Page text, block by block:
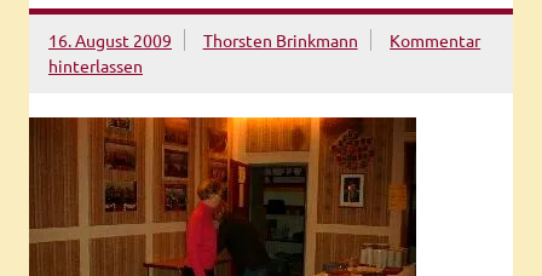
16. August 2009 Thorsten Brinkmann
Kommentar
hinterlassen